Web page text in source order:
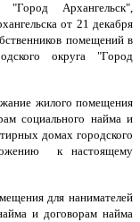
"Город Архангельск",
от 21 декабря
помещений в
округа "Город
жилого помещения
социального найма и
домах городского
к настоящему
для нанимателей
и договорам найма